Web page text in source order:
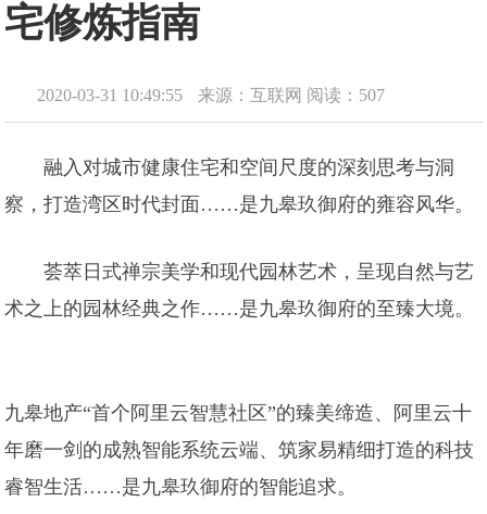
宅修炼指南
2020-03-31 10:49:55 来源：互联网 阅读：507
融入对城市健康住宅和空间尺度的深刻思考与洞
察，打造湾区时代封面……是九皋玖御府的雍容风华。
荟萃日式禅宗美学和现代园林艺术，呈现自然与艺
术之上的园林经典之作……是九皋玖御府的至臻大境。
九皋地产“首个阿里云智慧社区”的臻美缔造、阿里云十
年磨一剑的成熟智能系统云端、筑家易精细打造的科技
睿智生活……是九皋玖御府的智能追求。